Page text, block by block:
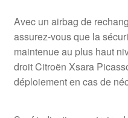
Avec un airbag de
assurez-vous que la
maintenue au plus haut
droit Citroën Xsara
déploiement en cas de